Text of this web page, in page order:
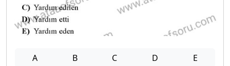
A B C D E